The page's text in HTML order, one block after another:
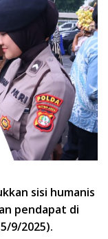
sisi humanis
pendapat di
9/2025).